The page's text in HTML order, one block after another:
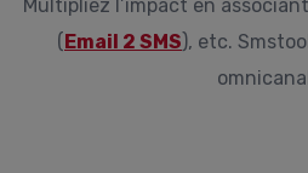
Multipliez l’impact en associant
(Email 2 SMS), etc.